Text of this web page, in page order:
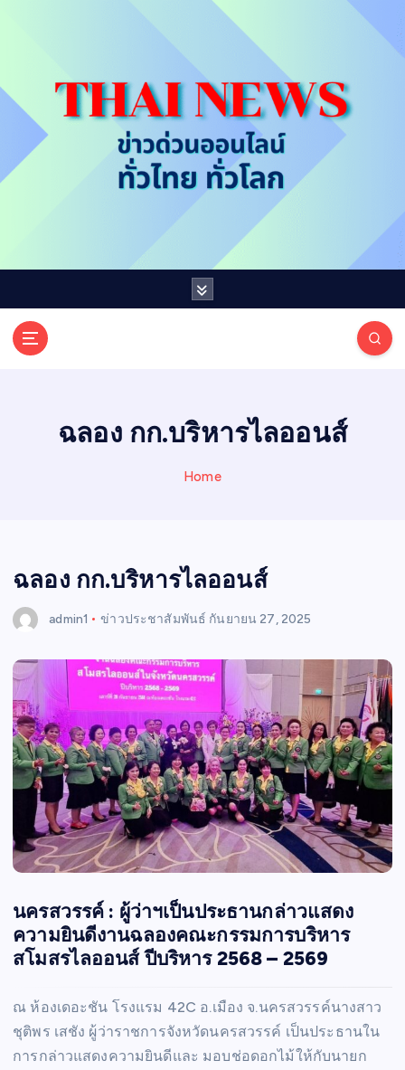
t
n
I
N
E
ฉลอง กก.บริหารไลออนส์
Home
ฉลอง กก.บริหารไลออนส์
admin1 ข่าวประชาสัมพันธ์ กันยายน 27, 2025
นครสวรรค์ : ผู้ว่าฯเป็นประธานกล่าวแสดง
ความยินดีงานฉลองคณะกรรมการบริหาร
สโมสรไลออนส์ ปีบริหาร 2568 – 2569
ณ ห้องเดอะชัน โรงแรม 42C อ.เมือง จ.นครสวรรค์นางสาว
ชุติพร เสชัง ผู้ว่าราชการจังหวัดนครสวรรค์ เป็นประธานใน
การกล่าวแสดงความยินดีและ มอบช่อดอกไม้ให้กับนายก